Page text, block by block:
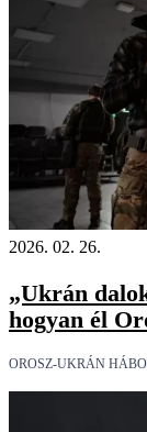
2026. 02. 26.
„Ukrán
hogyan él
OROSZ-UKRÁN